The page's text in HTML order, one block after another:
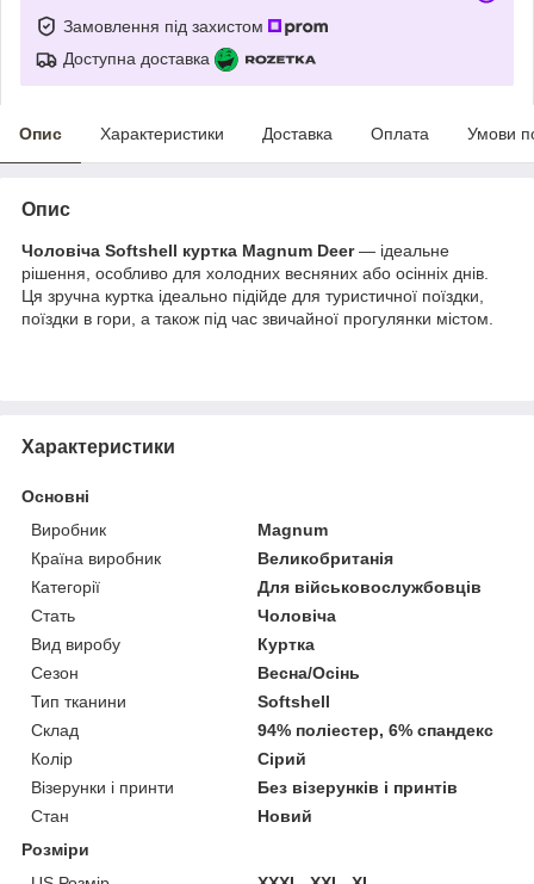
Замовлення під захистом
Доступна доставка
Опис Характеристики Доставка Оплата Умови
Опис
Чоловіча Softshell куртка Magnum Deer— ідеальне
рішення, особливо для холодних весняних або осінніх днів.
Ця зручна куртка ідеально підійде для туристичної поїздки,
поїздки в гори, а також під час звичайної прогулянки містом.
Характеристики
Основні
Виробник
Magnum
Країна виробник
Великобританія
Категорії
Для військовослужбовців
Стать
Чоловіча
Вид виробу
Куртка
Сезон
Весна/Осінь
Тип тканини
Softshell
Склад
94% поліестер, 6% спандекс
Колір
Сірий
Візерунки і принти
Без візерунків і принтів
Стан
Новий
Розміри